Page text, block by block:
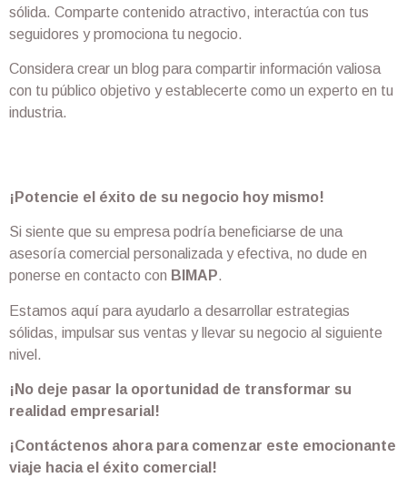
sólida. Comparte contenido atractivo, interactúa con tus
seguidores y promociona tu negocio.
Considera crear un blog para compartir información valiosa
con tu público objetivo y establecerte como un experto en tu
industria.
¡Potencie el éxito de su negocio hoy mismo!
Si siente que su empresa podría beneficiarse de una
asesoría comercial personalizada y efectiva, no dude en
ponerse en contacto con BIMAP.
Estamos aquí para ayudarlo a desarrollar estrategias
sólidas, impulsar sus ventas y llevar su negocio al siguiente
nivel.
¡No deje pasar la oportunidad de transformar su
realidad empresarial!
¡Contáctenos ahora para comenzar este emocionante
viaje hacia el éxito comercial!